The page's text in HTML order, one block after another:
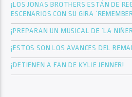
¡LOS JONAS BROTHERS ESTÁN DE
ESCENARIOS CON SU GIRA
¡PREPARAN UN MUSICAL DE ‘LA
¡ESTOS SON LOS AVANCES DEL
¡DETIENEN A FAN DE KYLIE JENNER!